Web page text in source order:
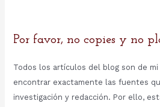
Por favor, no copies y no
Todos los artículos del blog son de
encontrar exactamente las fuentes
investigación y redacción. Por ello,